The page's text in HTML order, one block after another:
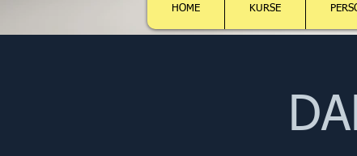
HOME KURSE